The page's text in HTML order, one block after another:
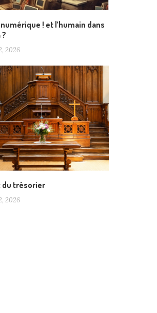
! et l’humain dans
2026
du trésorier
2026